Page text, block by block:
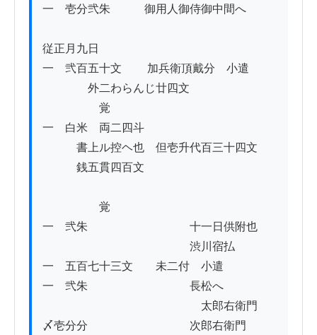
一　壱分弐朱　　　御用人御侍御中間へ
従正月九日
一　弐百五十文 　　加兵衛頂戴分　小遣
外二わらんじ廿四文
覚
一　白米　両二四斗
書上ル控ヘ也　但壱升代百三十四文
銭五貫四百文
覚
一　弐朱　　　　　　　　　十一日供附也
渋川宿払
一　五百七十三文　　未二付　小遣
一　弐朱　　　　　　　　　長松へ
太郎右衛門
〆壱分分　　　　　　　　　次郎右衛門